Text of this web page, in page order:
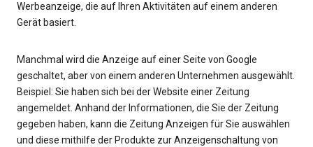
Werbeanzeige, die auf Ihren Aktivitäten auf einem anderen
Gerät basiert.
Manchmal wird die Anzeige auf einer Seite von Google
geschaltet, aber von einem anderen Unternehmen ausgewählt.
Beispiel: Sie haben sich bei der Website einer Zeitung
angemeldet. Anhand der Informationen, die Sie der Zeitung
gegeben haben, kann die Zeitung Anzeigen für Sie auswählen
und diese mithilfe der Produkte zur Anzeigenschaltung von